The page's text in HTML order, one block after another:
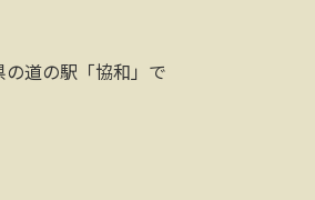
道の駅「協和」で